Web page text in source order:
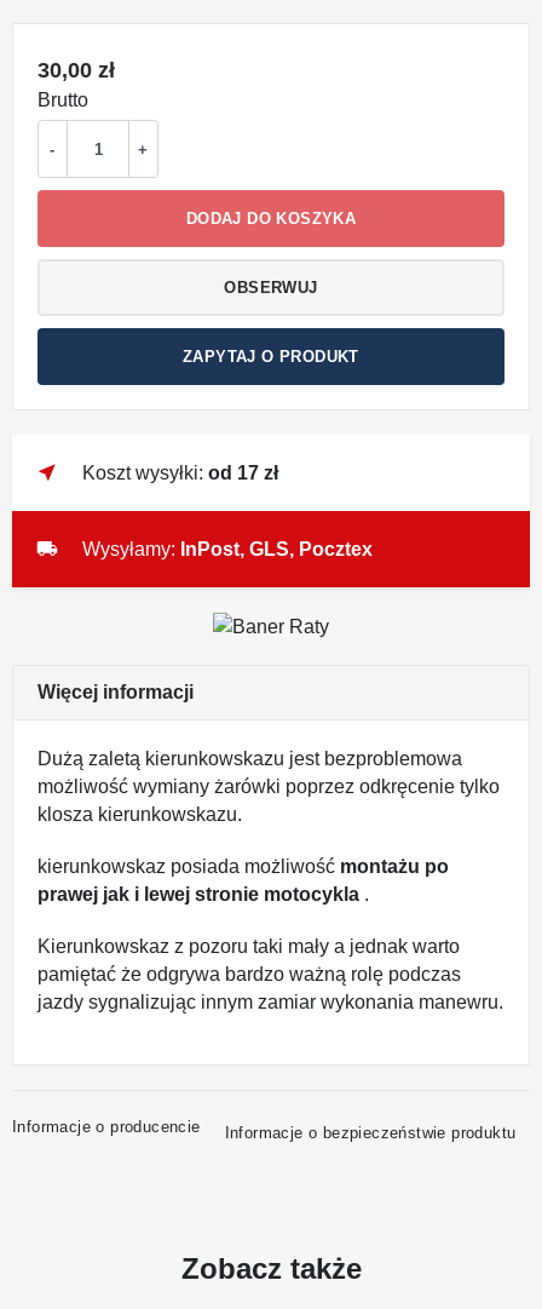
30,00 zł
Brutto
- +
DODAJ DO KOSZYKA
OBSERWUJ
ZAPYTAJ O PRODUKT
near_me Koszt wysyłki: od 17 zł
local_shipping Wysyłamy: InPost, GLS, Pocztex
Więcej informacji
Dużą zaletą kierunkowskazu jest bezproblemowa
możliwość wymiany żarówki poprzez odkręcenie tylko
klosza kierunkowskazu.
kierunkowskaz posiada możliwość montażu po
prawej jak i lewej stronie motocykla .
Kierunkowskaz z pozoru taki mały a jednak warto
pamiętać że odgrywa bardzo ważną rolę podczas
jazdy sygnalizując innym zamiar wykonania manewru.
Informacje o producencie Informacje o bezpieczeństwie produktu
Zobacz także